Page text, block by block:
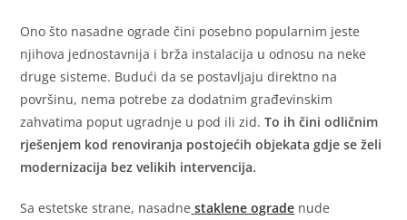
Ono što nasadne ograde čini posebno popularnim jeste
njihova jednostavnija i brža instalacija u odnosu na neke
druge sisteme. Budući da se postavljaju direktno na
površinu, nema potrebe za dodatnim građevinskim
zahvatima poput ugradnje u pod ili zid.To ih čini odličnim
rješenjem kod renoviranja postojećih objekata gdje se želi
modernizacija bez velikih intervencija.
Sa estetske strane, nasadne staklene ograde nude